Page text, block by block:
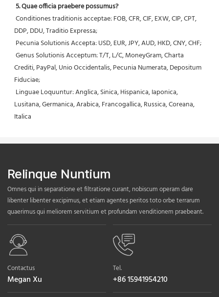
5. Quae officia praebere possumus?
DDP, DDU, Traditio Expressa;
Pecunia Solutionis Accepta: USD, EUR, JPY, AUD, HKD, CNY, CHF;
Crediti, PayPal, Unio Occidentalis, Pecunia Numerata, Depositum
Fiduciae;
Lusitana, Germanica, Arabica, Francogallica, Russica, Coreana,
Italica
Relinque Nuntium
Omnes qui in separatione et filtratione curant, nobiscum operam dare
libenter libenter excipimus, et etiam agentes peritos toto orbe terrarum
quaerimus qui meliorem servitium et profundam venditionem praebeant.
Contactus
Megan Xu
Tel.
+86 15941954210